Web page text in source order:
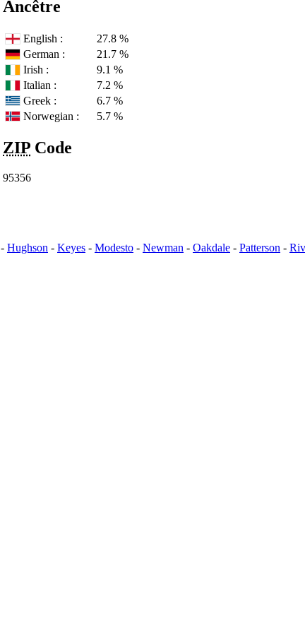
Ancêtre
English :
27.8 %
German :
21.7 %
Irish :
9.1 %
Italian :
7.2 %
Greek :
6.7 %
Norwegian :
5.7 %
ZIP Code
95356
- Hughson - Keyes - Modesto - Newman - Oakdale - Patterson -